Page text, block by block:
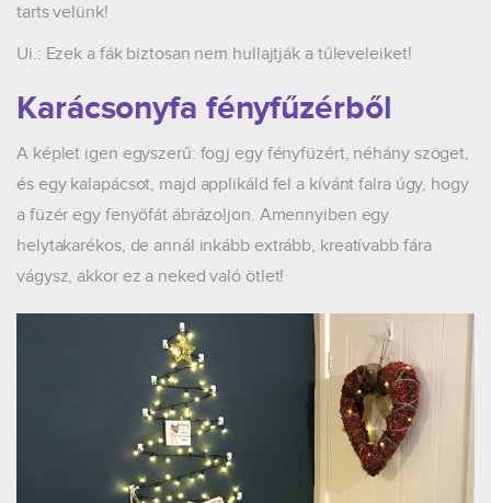
tarts velünk!
Ui.: Ezek a fák biztosan nem hullajtják a tűleveleiket!
Karácsonyfa fényfűzérből
A képlet igen egyszerű: fogj egy fényfüzért, néhány szöget,
és egy kalapácsot, majd applikáld fel a kívánt falra úgy, hogy
a füzér egy fenyőfát ábrázoljon. Amennyiben egy
helytakarékos, de annál inkább extrább, kreatívabb fára
vágysz, akkor ez a neked való ötlet!